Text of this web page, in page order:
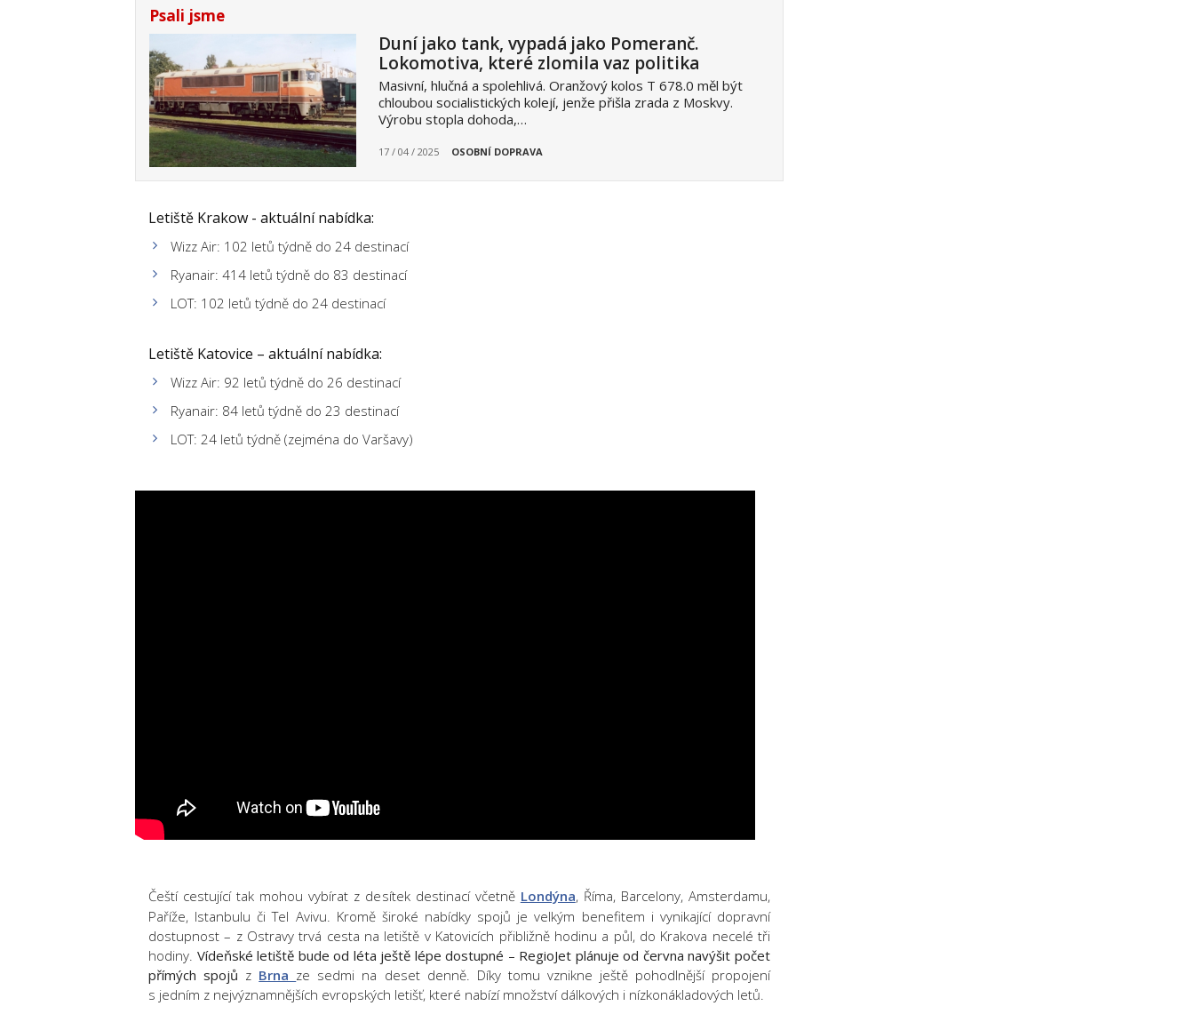
Psali jsme
Duní jako tank, vypadá jako Pomeranč.
Lokomotiva, které zlomila vaz politika
Masivní, hlučná a spolehlivá. Oranžový kolos T 678.0 měl být
chloubou socialistických kolejí, jenže přišla zrada z Moskvy.
Výrobu stopla dohoda,…
17 / 04 / 2025 OSOBNÍ DOPRAVA
Letiště Krakow - aktuální nabídka:
Wizz Air: 102 letů týdně do 24 destinací
Ryanair: 414 letů týdně do 83 destinací
LOT: 102 letů týdně do 24 destinací
Letiště Katovice – aktuální nabídka:
Wizz Air: 92 letů týdně do 26 destinací
Ryanair: 84 letů týdně do 23 destinací
LOT: 24 letů týdně (zejména do Varšavy)
Čeští cestující tak mohou vybírat z desítek destinací včetně Londýna, Říma, Barcelony, Amsterdamu,
Paříže, Istanbulu či Tel Avivu. Kromě široké nabídky spojů je velkým benefitem i vynikající dopravní
dostupnost – z Ostravy trvá cesta na letiště v Katovicích přibližně hodinu a půl, do Krakova necelé tři
hodiny. Vídeňské letiště bude od léta ještě lépe dostupné – RegioJet plánuje od června navýšit počet
přímých spojů z Brna ze sedmi na deset denně. Díky tomu vznikne ještě pohodlnější propojení
s jedním z nejvýznamnějších evropských letišť, které nabízí množství dálkových i nízkonákladových letů.